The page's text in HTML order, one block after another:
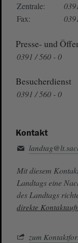
Zentrale:
Fax:
Presse- und
0391 / 560 - 0
Besucherdienst
0391 / 560 - 0
Kontakt
Mit diesem
Landtags eine
des Landtags
direkte
zum